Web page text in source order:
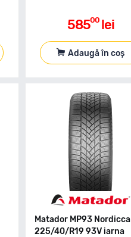
58500 lei
Adaugă în coș
Matador MP93 Nordicca
225/40/R19 93V iarna